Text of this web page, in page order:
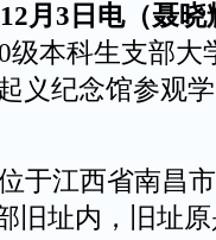
月3日电（聂晓
级本科生支部大
义纪念馆参观
于江西省南昌
旧址内，旧址